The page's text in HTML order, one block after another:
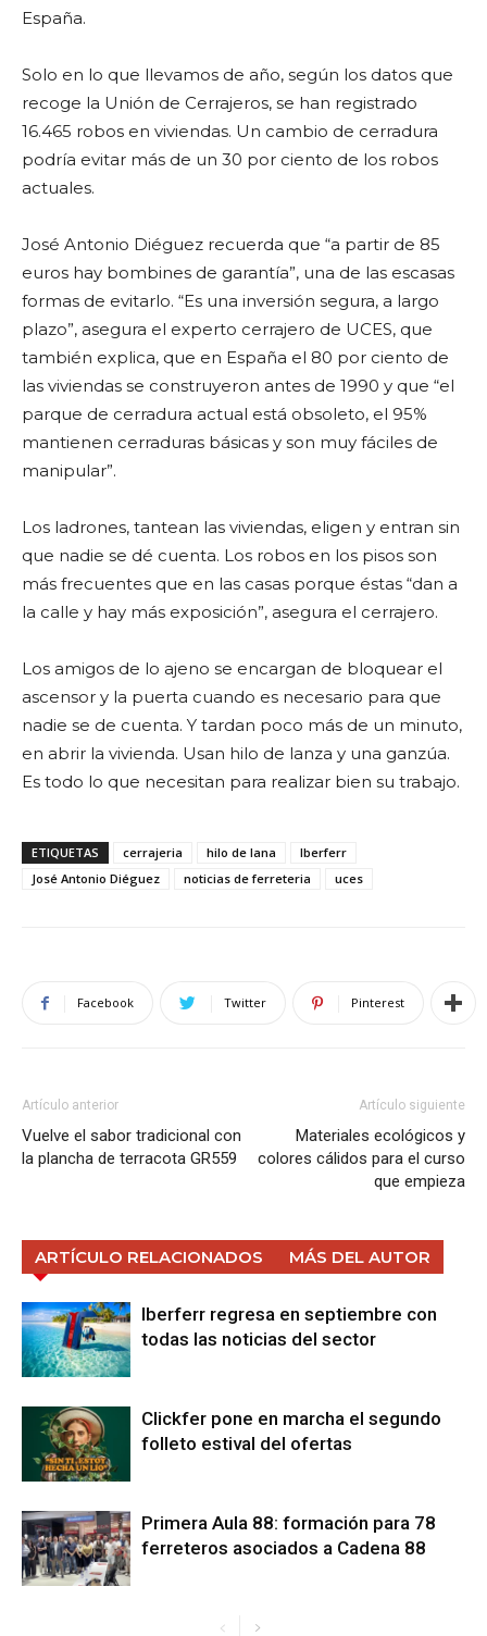
España.
Solo en lo que llevamos de año, según los datos que
recoge la Unión de Cerrajeros, se han registrado
16.465 robos en viviendas. Un cambio de cerradura
podría evitar más de un 30 por ciento de los robos
actuales.
José Antonio Diéguez recuerda que “a partir de 85
euros hay bombines de garantía”, una de las escasas
formas de evitarlo. “Es una inversión segura, a largo
plazo”, asegura el experto cerrajero de UCES, que
también explica, que en España el 80 por ciento de
las viviendas se construyeron antes de 1990 y que “el
parque de cerradura actual está obsoleto, el 95%
mantienen cerraduras básicas y son muy fáciles de
manipular”.
Los ladrones, tantean las viviendas, eligen y entran sin
que nadie se dé cuenta. Los robos en los pisos son
más frecuentes que en las casas porque éstas “dan a
la calle y hay más exposición”, asegura el cerrajero.
Los amigos de lo ajeno se encargan de bloquear el
ascensor y la puerta cuando es necesario para que
nadie se de cuenta. Y tardan poco más de un minuto,
en abrir la vivienda. Usan hilo de lanza y una ganzúa.
Es todo lo que necesitan para realizar bien su trabajo.
ETIQUETAS cerrajeria hilo de lana
Iberferr
José Antonio Diéguez
noticias de ferreteria uces
Facebook Twitter Pinterest
Artículo anterior
Vuelve el sabor tradicional con
la plancha de terracota GR559
Artículo siguiente
Materiales ecológicos y
colores cálidos para el curso
que empieza
ARTÍCULO RELACIONADOS MÁS DEL AUTOR
Iberferr regresa en septiembre con
todas las noticias del sector
Clickfer pone en marcha el segundo
folleto estival del ofertas
Primera Aula 88: formación para 78
ferreteros asociados a Cadena 88